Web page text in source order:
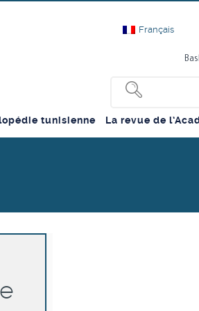
Français
tunisienne La revue de